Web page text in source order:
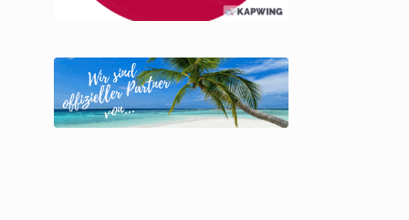
Rotterdam, Holland America Line Rotterdam, Holland